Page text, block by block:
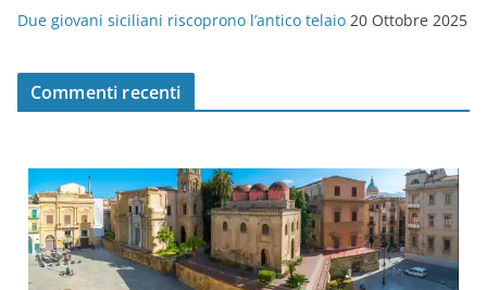
Due giovani siciliani riscoprono l’antico telaio 20 Ottobre 2025
Commenti recenti